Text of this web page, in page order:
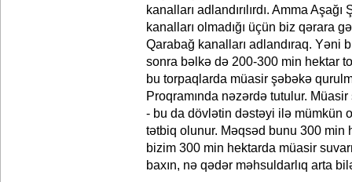
kanalları adlandırılırdı. Amma
kanalları olmadığı üçün biz qərara
Qarabağ kanalları adlandıraq. Yəni
sonra bəlkə də 200-300 min hektar
bu torpaqlarda müasir şəbəkə
Proqramında nəzərdə tutulur.
- bu da dövlətin dəstəyi ilə mümkün
tətbiq olunur. Məqsəd bunu 300 min
bizim 300 min hektarda müasir
baxın, nə qədər məhsuldarlıq arta